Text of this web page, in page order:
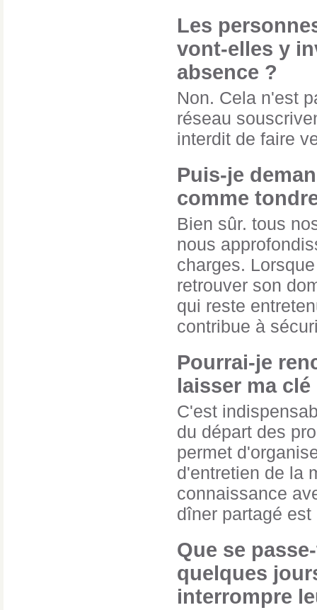
Les
vont-elles y
absence ?
Non. Cela n'est
réseau
interdit de faire
Puis-je
comme
Bien sûr. tous
nous
charges.
retrouver son
qui reste
contribue à
Pourrai-je
laisser ma
C'est
du départ des
permet
d'entretien de la
connaissance
dîner partagé
Que se
quelques
interrompre